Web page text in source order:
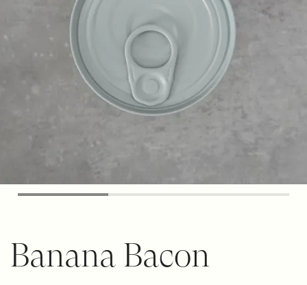
Banana Bacon